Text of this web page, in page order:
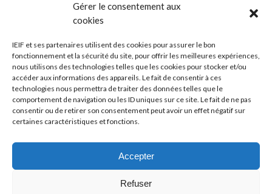
Gérer le consentement aux
cookies
IEIF et ses partenaires utilisent des cookies pour assurer le bon
fonctionnement et la sécurité du site, pour offrir les meilleures expériences,
nous utilisons des technologies telles que les cookies pour stocker et/ou
accéder aux informations des appareils. Le fait de consentir à ces
technologies nous permettra de traiter des données telles que le
comportement de navigation ou les ID uniques sur ce site. Le fait de ne pas
consentir ou de retirer son consentement peut avoir un effet négatif sur
certaines caractéristiques et fonctions.
Accepter
Refuser
Prénom*
E-mail*